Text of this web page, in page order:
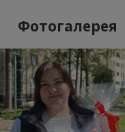
Фотогалерея